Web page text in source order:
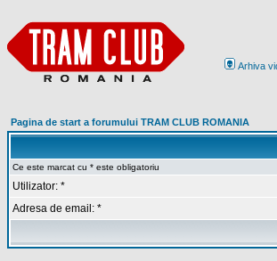
Arhiva
Pagina de start a forumului TRAM CLUB ROMANIA
Ce este marcat cu * este obligatoriu
Utilizator: *
Adresa de email: *